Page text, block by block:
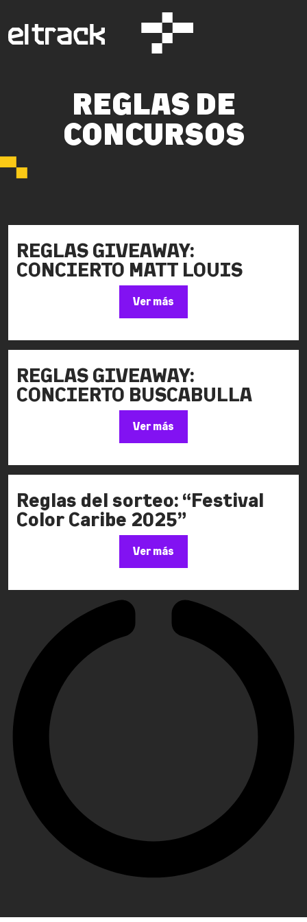
REGLAS DE
CONCURSOS
REGLAS GIVEAWAY:
CONCIERTO MATT LOUIS
Ver más
REGLAS GIVEAWAY:
CONCIERTO BUSCABULLA
Ver más
Reglas del sorteo: “Festival
Color Caribe 2025”
Ver más